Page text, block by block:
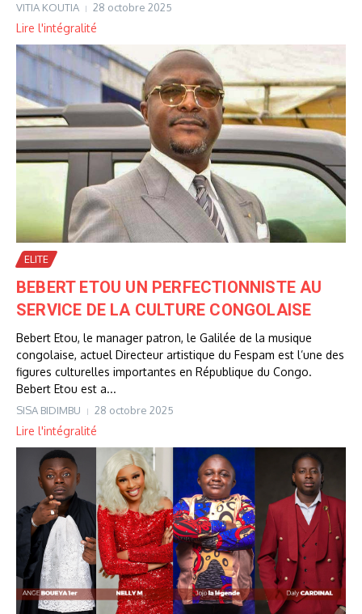
VITIA KOUTIA 28 octobre 2025
Lire l'intégralité
ELITE
BEBERT ETOU UN PERFECTIONNISTE AU
SERVICE DE LA CULTURE CONGOLAISE
Bebert Etou, le manager patron, le Galilée de la musique
congolaise, actuel Directeur artistique du Fespam est l’une des
figures culturelles importantes en République du Congo.
Bebert Etou est a...
SISA BIDIMBU 28 octobre 2025
Lire l'intégralité